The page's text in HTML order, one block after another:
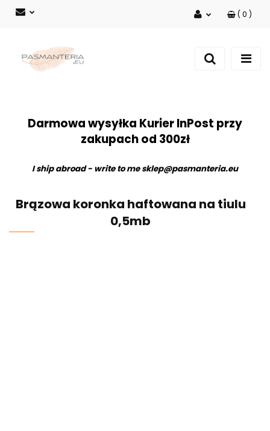
Zarejestruj się
( 0 )
Darmowa wysyłka Kurier InPost przy
zakupach od 300zł
I ship abroad - write to mesklep@pasmanteria.eu
Brązowa koronka haftowana na tiulu
0,5mb